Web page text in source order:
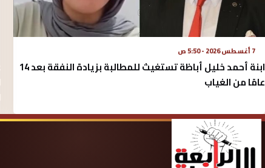
7 أغسطس 2026 - 5:50 ص
ابنة أحمد خليل أباظة تستغيث للمطالبة بزيادة النفقة بعد 14
عامًا من الغياب